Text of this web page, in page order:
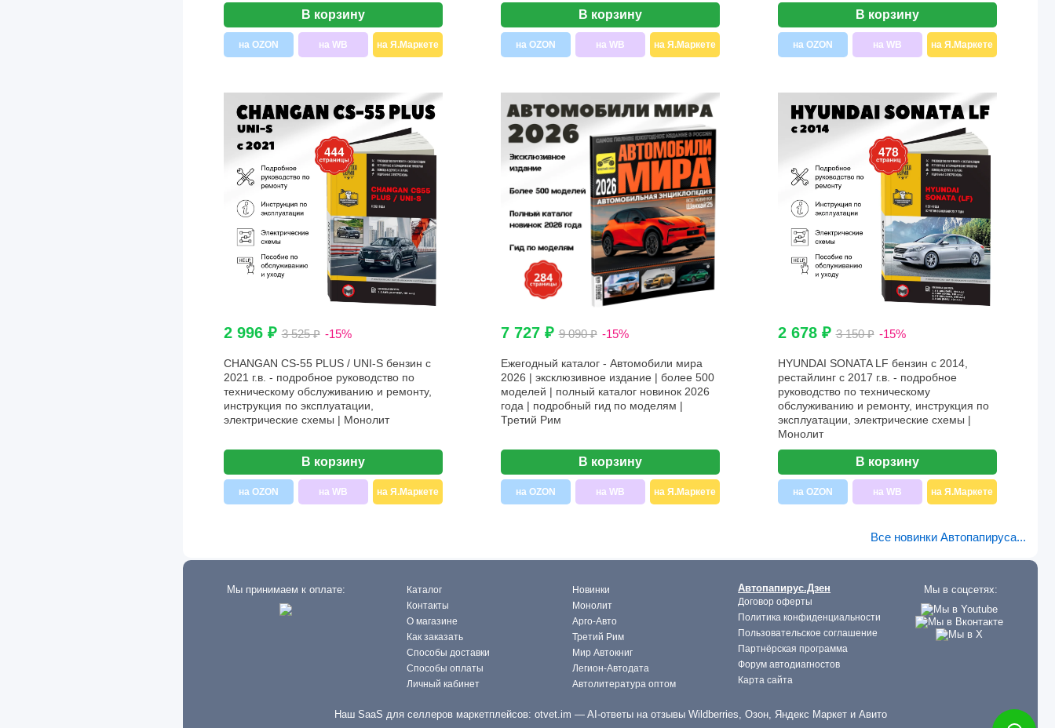
В корзину
на OZON на WB на Я.Маркете
В корзину
на OZON на WB на Я.Маркете
В корзину
на OZON на WB на Я.Маркете
2 996 ₽3 525 ₽ -15%
CHANGAN CS-55 PLUS / UNI-S бензин с
2021 г.в. - подробное руководство по
техническому обслуживанию и ремонту,
инструкция по эксплуатации,
электрические схемы | Монолит
В корзину
на OZON на WB на Я.Маркете
7 727 ₽9 090 ₽ -15%
Ежегодный каталог - Автомобили мира
2026 | эксклюзивное издание | более 500
моделей | полный каталог новинок 2026
года | подробный гид по моделям |
Третий Рим
В корзину
на OZON на WB на Я.Маркете
2 678 ₽3 150 ₽ -15%
HYUNDAI SONATA LF бензин с 2014,
рестайлинг с 2017 г.в. - подробное
руководство по техническому
обслуживанию и ремонту, инструкция по
эксплуатации, электрические схемы |
Монолит
В корзину
на OZON на WB на Я.Маркете
Все новинки Автопапируса...
Мы принимаем к оплате:
Каталог
Контакты
О магазине
Как заказать
Способы доставки
Способы оплаты
Личный кабинет
Новинки
Монолит
Арго-Авто
Третий Рим
Мир Автокниг
Легион-Автодата
Автолитература оптом
Автопапирус.Дзен
Договор оферты
Политика конфиденциальности
Пользовательское соглашение
Партнёрская программа
Форум автодиагностов
Карта сайта
Мы в соцсетях:
Наш SaaS для селлеров маркетплейсов: otvet.im — AI-ответы на отзывы Wildberries, Озон, Яндекс Маркет и Авито